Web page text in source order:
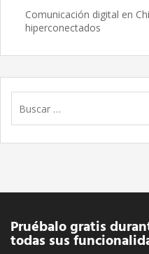
Comunicación digital en
hiperconectados
Pruébalo gratis
todas sus